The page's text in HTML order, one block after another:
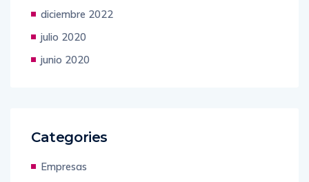
diciembre 2022
julio 2020
junio 2020
Categories
Empresas